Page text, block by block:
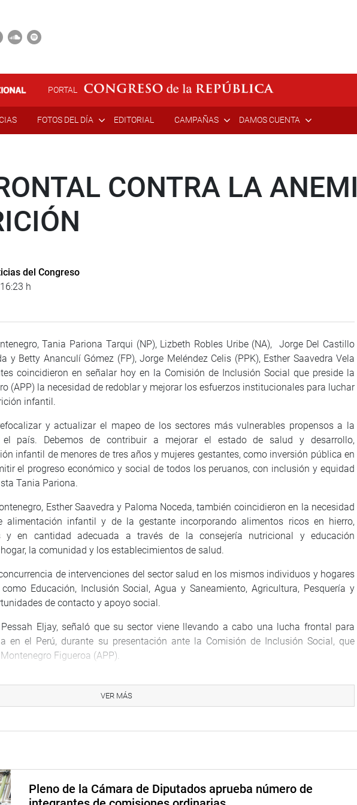
PORTAL
FOTOS DEL DÍA EDITORIAL CAMPAÑAS DAMOS CUENTA
CONTRA LA
del Congreso
h
Tania Pariona Tarqui (NP), Lizbeth Robles Uribe (NA), Jorge Del Castillo
y Betty Ananculí Gómez (FP), Jorge Meléndez Celis (PPK), Esther Saavedra Vela
coincidieron en señalar hoy en la Comisión de Inclusión Social que preside la
(APP) la necesidad de redoblar y mejorar los esfuerzos institucionales para luchar
infantil.
y actualizar el mapeo de los sectores más vulnerables propensos a la
país. Debemos de contribuir a mejorar el estado de salud y desarrollo,
infantil de menores de tres años y mujeres gestantes, como inversión pública en
el progreso económico y social de todos los peruanos, con inclusión y equidad
Tania Pariona.
Esther Saavedra y Paloma Noceda, también coincidieron en la necesidad
alimentación infantil y de la gestante incorporando alimentos ricos en hierro,
y en cantidad adecuada a través de la consejería nutricional y educación
la comunidad y los establecimientos de salud.
de intervenciones del sector salud en los mismos individuos y hogares
Educación, Inclusión Social, Agua y Saneamiento, Agricultura, Pesquería y
de contacto y apoyo social.
Eljay, señaló que su sector viene llevando a cabo una lucha frontal para
en el Perú, durante su presentación ante la Comisión de Inclusión Social, que
Figueroa (APP).
niño tenga acceso al control de su salud y a su vacunación completa a nivel
afecta al 43.6% de los niños y niñas de 6 a 36 meses de edad, siendo más
indispensable del desarrollo humano y medio fundamental para alcanzar el
situación que incorpora a la nutrición en la agenda política del país como un
sostenible. De igual forma, reiteró que la presencia de anemia motiva
VER MÁS
Pleno de la Cámara de Diputados aprueba número de